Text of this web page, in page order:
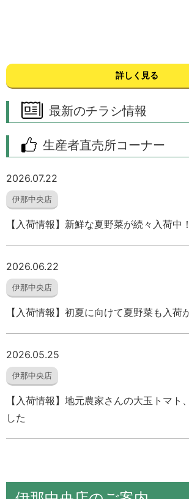
詳しく見る
最新のチラシ情報
生産者直売所コーナー
2026.07.22
伊那中央店
【入荷情報】新鮮な夏野菜が続々入荷中
2026.06.22
伊那中央店
【入荷情報】初夏に向けて夏野菜も入荷
2026.05.25
伊那中央店
【入荷情報】地元農家さんの大玉トマト
した